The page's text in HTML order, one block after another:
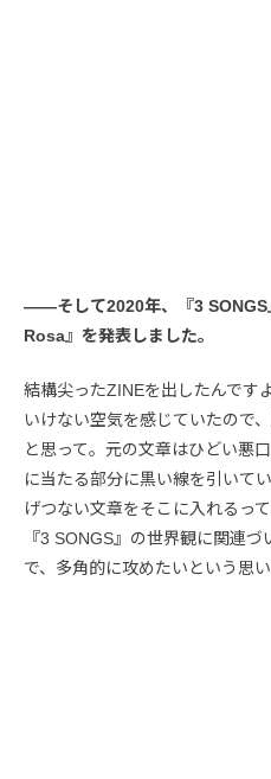
――そして2020年、『3 SONGS
Rosa』を発表しました。
結構尖ったZINEを出したんです
いけない空気を感じていたので
と思って。元の文章はひどい悪
に当たる部分に黒い線を引いて
げつない文章をそこに入れるっ
『3 SONGS』の世界観に関連
で、多角的に攻めたいという思